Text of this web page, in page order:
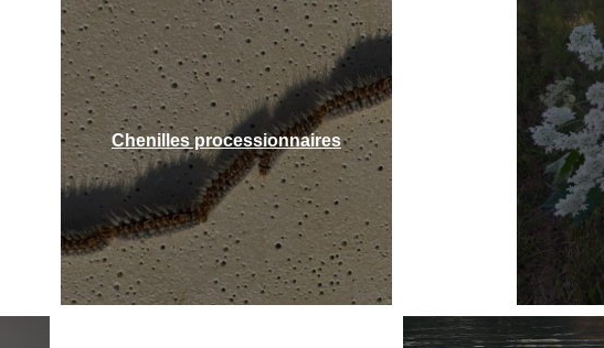
Chenilles processionnaires